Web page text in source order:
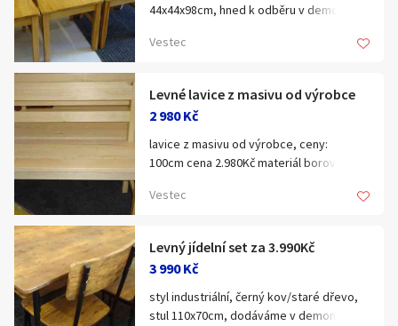
44x44x98cm, hned k odběru v demontu
1.990Kč
Vestec
Levné lavice z masivu od výrobce
2 980 Kč
lavice z masivu od výrobce, ceny:
100cm cena 2.980Kč materiál borovice
lakovaná
130cm cena 3.340Kč materiál borovice
lakovaná
Vestec
Levný jídelní set za 3.990Kč
3 990 Kč
styl industriální, černý kov/staré dřevo,
stul 110x70cm, dodáváme v demontu,